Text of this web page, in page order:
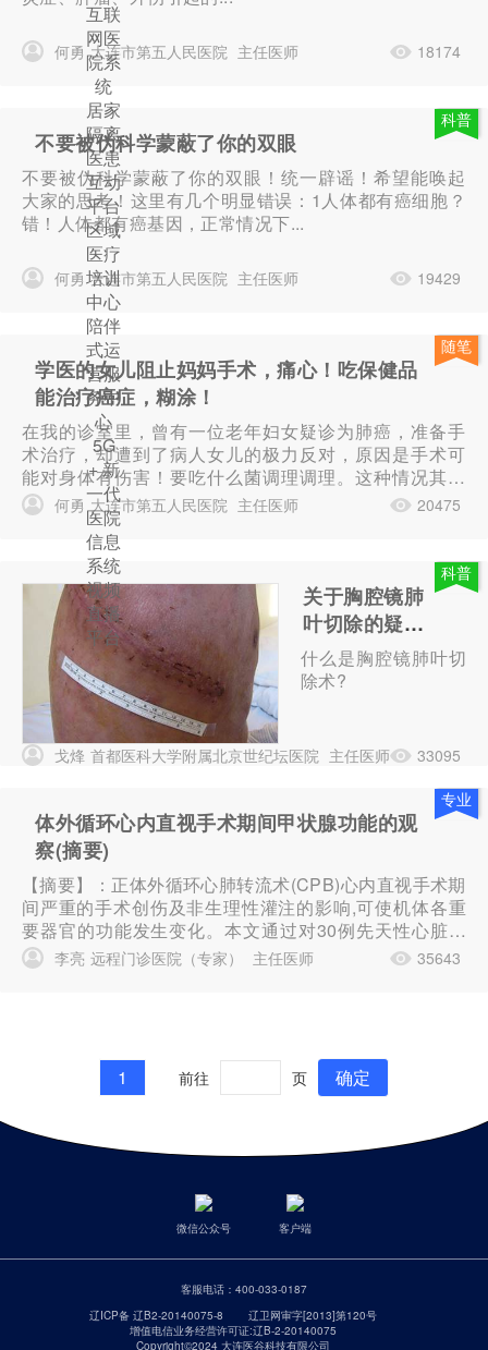
互联
网医
院系
统
居家
隔离
医患
互动
平台
区域
医疗
培训
中心
陪伴
式运
营服
务中
心
5G
+ 新
一代
医院
信息
系统
视频
直播
平台
何勇 大连市第五人民医院 主任医师 18174
不要被伪科学蒙蔽了你的双眼
不要被伪科学蒙蔽了你的双眼！统一辟谣！希望能唤起
大家的思考！这里有几个明显错误：1人体都有癌细胞？
错！人体都有癌基因，正常情况下...
科普
何勇 大连市第五人民医院 主任医师 19429
学医的女儿阻止妈妈手术，痛心！吃保健品
能治疗癌症，糊涂！
在我的诊室里，曾有一位老年妇女疑诊为肺癌，准备手
术治疗，却遭到了病人女儿的极力反对，原因是手术可
能对身体有伤害！要吃什么菌调理调理。这种情况其实
在我的行医生涯中是司空见惯的，病人对手术的恐惧和
偏见是可以理解的，通过耐心的解释...
随笔
何勇 大连市第五人民医院 主任医师 20475
关于胸腔镜肺
叶切除的疑问
与解答
什么是胸腔镜肺叶切
除术?
科普
戈烽 首都医科大学附属北京世纪坛医院 主任医师 33095
体外循环心内直视手术期间甲状腺功能的观
察(摘要)
【摘要】：正体外循环心肺转流术(CPB)心内直视手术期
间严重的手术创伤及非生理性灌注的影响,可使机体各重
要器官的功能发生变化。本文通过对30例先天性心脏病
病人心内直视手术CPB前、中、后血浆T_3(3,5,3'三碘甲
状腺原氨酸)、T_4(3,5,3',5'四碘甲状腺原氨酸)和TSH(甲
专业
李亮 远程门诊医院（专家） 主任医师 35643
1 前往 页 确定
微信公众号 客户端
客服电话： 400-033-0187
辽ICP备 辽B2-20140075-8
辽卫网审字[2013]第120号
增值电信业务经营许可证:辽B-2-20140075
Copyright©2024 大连医谷科技有限公司